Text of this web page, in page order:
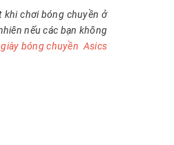
khi chơi bóng chuyền ở
nếu các bạn không
giày bóng chuyền Asics